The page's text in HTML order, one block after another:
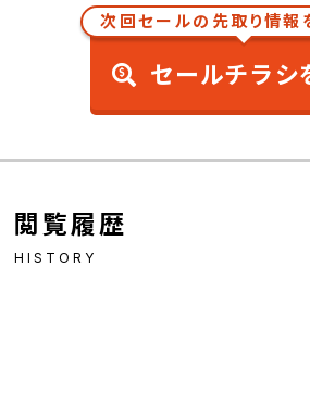
次回セールの先取り情報
セールチラシ
閲覧履歴
HISTORY